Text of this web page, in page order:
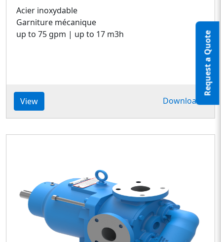
Request a Quote
Acier inoxydable
Garniture mécanique
up to 75 gpm | up to 17 m3h
View Download